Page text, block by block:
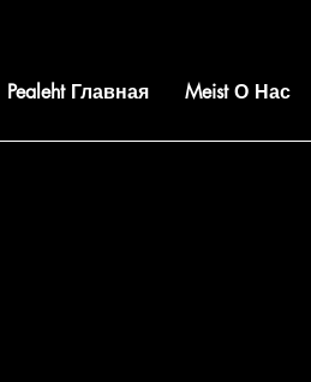
Pealeht Главная Meist О Нас